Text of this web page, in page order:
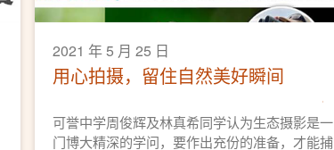
2021 年 5 月 25 日
用心拍摄，留住自然美好瞬间
可誉中学周俊辉及林真希同学认为生态摄影是一
门博大精深的学问，要作出充份的准备，才能捕